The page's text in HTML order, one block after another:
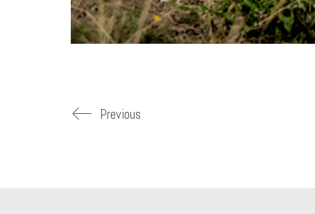
Previous